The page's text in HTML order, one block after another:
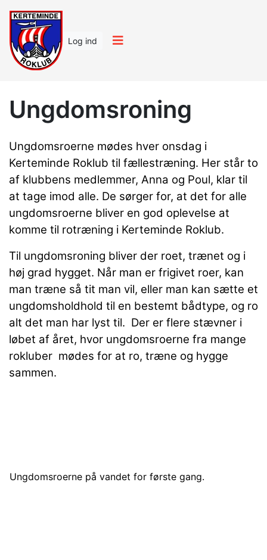
Log ind
Ungdomsroning
Ungdomsroerne mødes hver onsdag i
Kerteminde Roklub til fællestræning. Her står to
af klubbens medlemmer, Anna og Poul, klar til
at tage imod alle. De sørger for, at det for alle
ungdomsroerne bliver en god oplevelse at
komme til rotræning i Kerteminde Roklub.
Til ungdomsroning bliver der roet, trænet og i
høj grad hygget. Når man er frigivet roer, kan
man træne så tit man vil, eller man kan sætte et
ungdomsholdhold til en bestemt bådtype, og ro
alt det man har lyst til. Der er flere stævner i
løbet af året, hvor ungdomsroerne fra mange
rokluber mødes for at ro, træne og hygge
sammen.
Ungdomsroerne på vandet for første gang.